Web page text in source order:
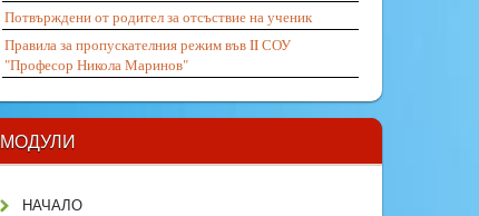
Потвърждени от родител за отсъствие на ученик
Правила за пропускателния режим във II СОУ
"Професор Никола Маринов"
МОДУЛИ
НАЧАЛО